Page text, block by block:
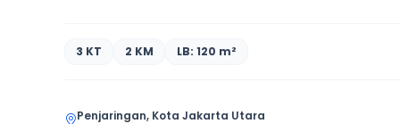
3 KT 2 KM LB: 120 m²
Penjaringan, Kota Jakarta Utara